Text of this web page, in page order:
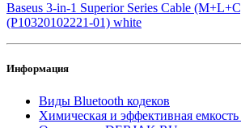
Baseus 3-in-1 Superior Series Cable
(P10320102221-01) white
Информация
Виды Bluetooth кодеков
Химическая и эффективная емкость